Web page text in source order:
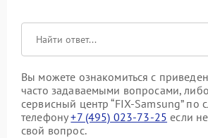
Вы можете ознакомиться с
часто задаваемыми вопросами,
сервисный центр “FIX-Samsung” по
телефону+7 (495) 023-73-25 если
свой вопрос.